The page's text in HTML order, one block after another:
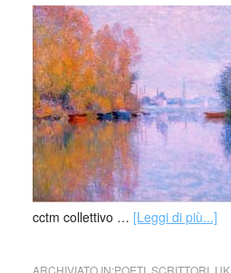
cctm collettivo … [Leggi di più...]
ARCHIVIATO IN:POETI, SCRITTORI, UK